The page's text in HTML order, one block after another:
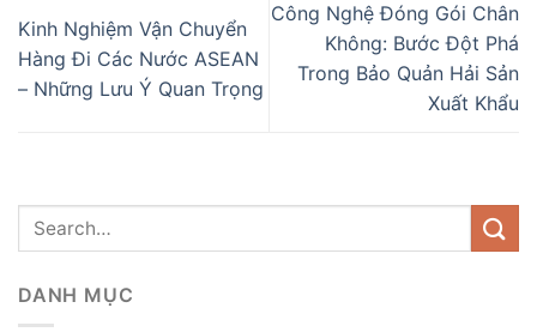
Kinh Nghiệm Vận Chuyển
Hàng Đi Các Nước ASEAN
– Những Lưu Ý Quan Trọng
Công Nghệ Đóng Gói Chân
Không: Bước Đột Phá
Trong Bảo Quản Hải Sản
Xuất Khẩu
DANH MỤC